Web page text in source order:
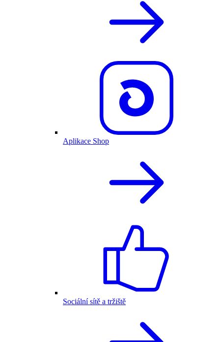
Aplikace Shop
Sociální sítě a tržiště